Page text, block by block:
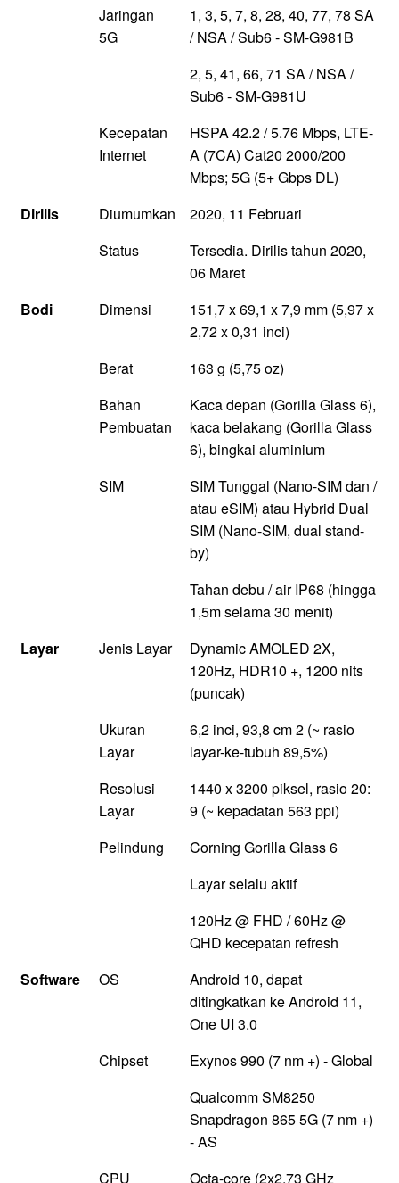
Jaringan
5G
1, 3, 5, 7, 8, 28, 40, 77, 78 SA
/ NSA / Sub6 - SM-G981B
2, 5, 41, 66, 71 SA / NSA /
Sub6 - SM-G981U
Kecepatan
Internet
HSPA 42.2 / 5.76 Mbps, LTE-
A (7CA) Cat20 2000/200
Mbps; 5G (5+ Gbps DL)
Dirilis
Diumumkan
2020, 11 Februari
Status
Tersedia. Dirilis tahun 2020,
06 Maret
Bodi
Dimensi
151,7 x 69,1 x 7,9 mm (5,97 x
2,72 x 0,31 inci)
Berat
163 g (5,75 oz)
Bahan
Pembuatan
Kaca depan (Gorilla Glass 6),
kaca belakang (Gorilla Glass
6), bingkai aluminium
SIM
SIM Tunggal (Nano-SIM dan /
atau eSIM) atau Hybrid Dual
SIM (Nano-SIM, dual stand-
by)
Tahan debu / air IP68 (hingga
1,5m selama 30 menit)
Layar
Jenis Layar
Dynamic AMOLED 2X,
120Hz, HDR10 +, 1200 nits
(puncak)
Ukuran
Layar
6,2 inci, 93,8 cm 2 (~ rasio
layar-ke-tubuh 89,5%)
Resolusi
Layar
1440 x 3200 piksel, rasio 20:
9 (~ kepadatan 563 ppi)
Pelindung
Corning Gorilla Glass 6
Layar selalu aktif
120Hz @ FHD / 60Hz @
QHD kecepatan refresh
Software
OS
Android 10, dapat
ditingkatkan ke Android 11,
One UI 3.0
Chipset
Exynos 990 (7 nm +) - Global
Qualcomm SM8250
Snapdragon 865 5G (7 nm +)
- AS
CPU
Octa-core (2x2.73 GHz